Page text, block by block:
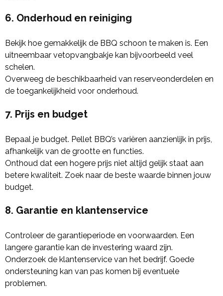
6. Onderhoud en reiniging
Bekijk hoe gemakkelijk de BBQ schoon te maken is. Een
uitneembaar vetopvangbakje kan bijvoorbeeld veel
schelen.
Overweeg de beschikbaarheid van reserveonderdelen en
de toegankelijkheid voor onderhoud.
7. Prijs en budget
Bepaal je budget. Pellet BBQ’s variëren aanzienlijk in prijs,
afhankelijk van de grootte en functies.
Onthoud dat een hogere prijs niet altijd gelijk staat aan
betere kwaliteit. Zoek naar de beste waarde binnen jouw
budget.
8. Garantie en klantenservice
Controleer de garantieperiode en voorwaarden. Een
langere garantie kan de investering waard zijn.
Onderzoek de klantenservice van het bedrijf. Goede
ondersteuning kan van pas komen bij eventuele
problemen.